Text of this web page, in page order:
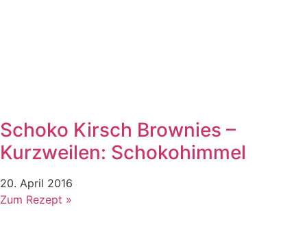
Schoko Kirsch Brownies –
Kurzweilen: Schokohimmel
20. April 2016
Zum Rezept »